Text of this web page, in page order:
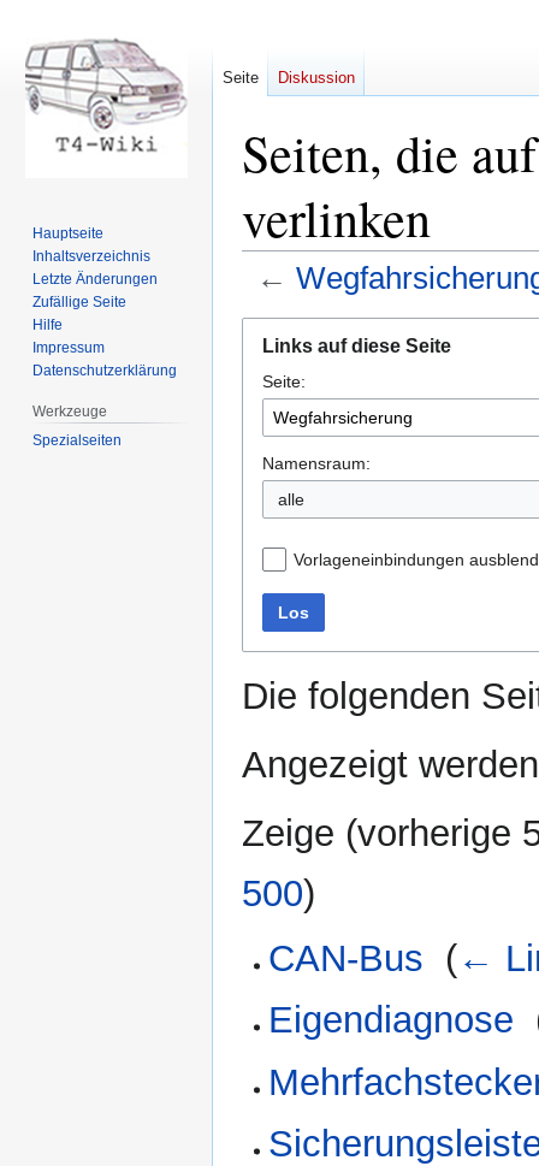
Seiten, die
verlinken
←
Navigation
springen
Suche
springen
Links auf diese Seite
Seite:
Namensraum:
Vorlageneinbindungen
Los
Die folgenden
Angezeigt
Zeige (vorherige
500)
CAN-Bus (←
Eigendiagnose
Seite Diskussion
Hauptseite
Inhaltsverzeichnis
Letzte Änderungen
Zufällige Seite
Hilfe
Impressum
Datenschutzerklärung
Werkzeuge
Spezialseiten